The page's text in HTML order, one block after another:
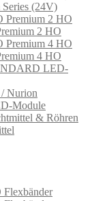
(24V)
2 HO
4 HO
LED-
Nurion
Module
& Röhren